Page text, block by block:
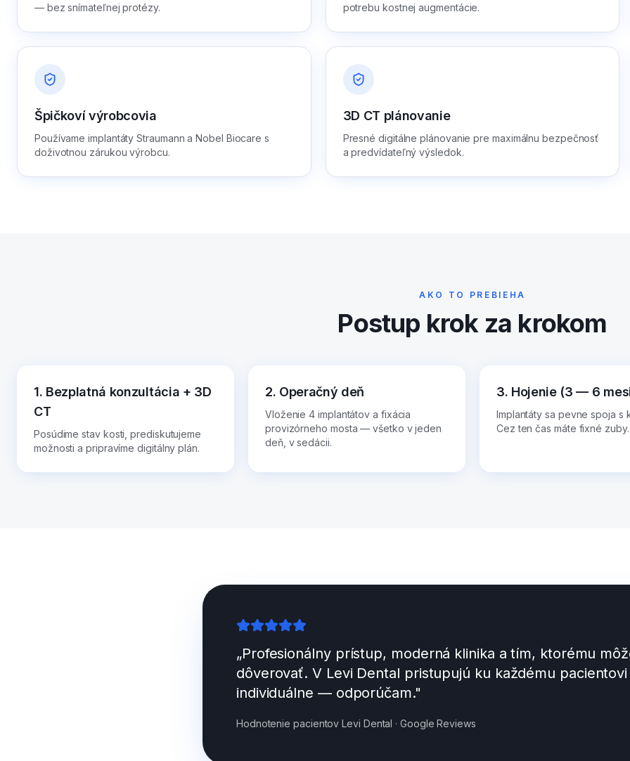
— bez snímateľnej protézy.
potrebu kostnej augmentácie.
Špičkoví výrobcovia
Používame implantáty Straumann a Nobel Biocare s
doživotnou zárukou výrobcu.
3D CT plánovanie
Presné digitálne plánovanie pre maximálnu bezpečnosť
a predvídateľný výsledok.
AKO TO PREBIEHA
Postup krok za krokom
1. Bezplatná konzultácia + 3D
CT
Posúdime stav kosti, prediskutujeme
možnosti a pripravíme digitálny plán.
2. Operačný deň
Vloženie 4 implantátov a fixácia
provizórneho mosta — všetko v jeden
deň, v sedácii.
3. Hojenie (3 — 6
Implantáty sa pevne spoja s
Cez ten čas máte fixné zuby.
„Profesionálny prístup, moderná klinika a tím, ktorému
dôverovať. V Levi Dental pristupujú ku každému pacientovi
individuálne — odporúčam."
Hodnotenie pacientov Levi Dental · Google Reviews